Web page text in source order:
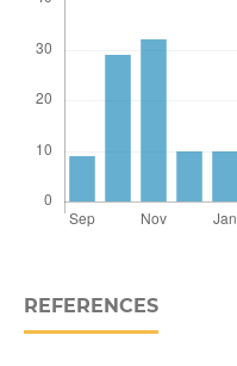
REFERENCES